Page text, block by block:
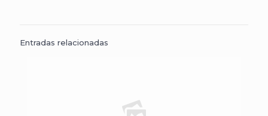
Entradas relacionadas